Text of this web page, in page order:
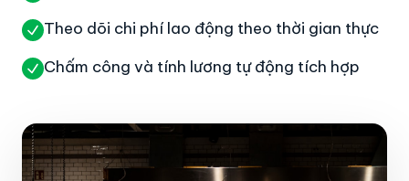
Theo dõi chi phí lao động theo thời gian thực
Chấm công và tính lương tự động tích hợp